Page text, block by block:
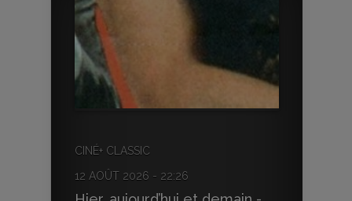
CINÉ+ CLASSIC
12 AOÛT 2026 - 22:26